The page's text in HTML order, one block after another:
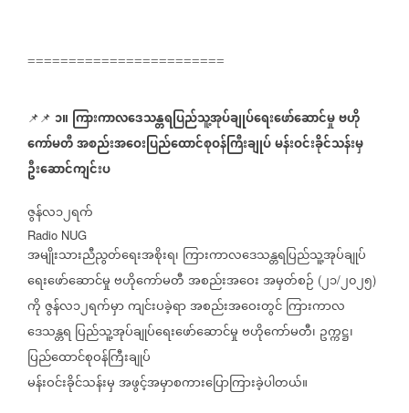
========================
📌📌 ၁။ ကြားကာလဒေသန္တရပြည်သူ့အုပ်ချုပ်ရေးဖော်ဆောင်မှုဗဟို
ကော်မတီအစည်းအဝေးပြည်ထောင်စုဝန်ကြီးချုပ်မန်းဝင်းခိုင်သန်းမှ
ဦးဆောင်ကျင်းပ
ဇွန်လ၁၂ရက်
Radio NUG
အမျိုးသားညီညွတ်ရေးအစိုးရ၊ ကြားကာလဒေသန္တရပြည်သူ့အုပ်ချုပ်
ရေးဖော်ဆောင်မှုဗဟိုကော်မတီအစည်းအဝေးအမှတ်စဉ် (၂၁/၂၀၂၅)
ကိုဇွန်လ၁၂ရက်မှာကျင်းပခဲ့ရာအစည်းအဝေးတွင်ကြားကာလ
ဒေသန္တရ ပြည်သူ့အုပ်ချုပ်ရေးဖော်ဆောင်မှုဗဟိုကော်မတီ၊ ဥက္ကဋ္ဌ၊
ပြည်ထောင်စုဝန်ကြီးချုပ်
မန်းဝင်းခိုင်သန်းမှအဖွင့်အမှာစကားပြောကြားခဲ့ပါတယ်။